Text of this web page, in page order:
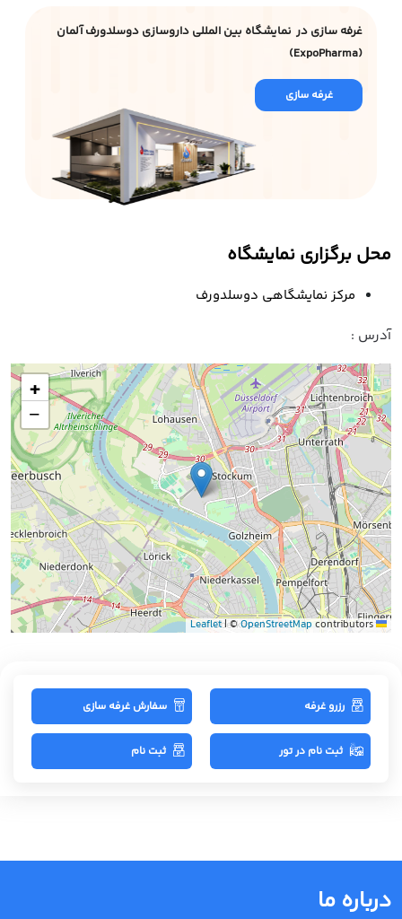
غرفه سازی در نمایشگاه بین المللی داروسازی دوسلدورف آلمان
(ExpoPharma)
غرفه سازی
محل برگزاری نمایشگاه
مرکز نمایشگاهی دوسلدورف
آدرس :
+
−
Leaflet
|©OpenStreetMap contributors
رزرو غرفه سفارش غرفه سازی
ثبت نام در تور ثبت نام
درباره ما